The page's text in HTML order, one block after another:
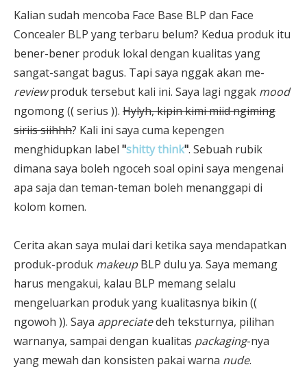
Kalian sudah mencoba Face Base BLP dan Face
Concealer BLP yang terbaru belum? Kedua produk itu
bener-bener produk lokal dengan kualitas yang
sangat-sangat bagus. Tapi saya nggak akan me-
reviewproduk tersebut kali ini. Saya lagi nggak mood
ngomong (( serius )). Hylyh, kipin kimi miid ngiming
siriis siihhh? Kali ini saya cuma kepengen
menghidupkan label "shitty think". Sebuah rubik
dimana saya boleh ngoceh soal opini saya mengenai
apa saja dan teman-teman boleh menanggapi di
kolom komen.
Cerita akan saya mulai dari ketika saya mendapatkan
produk-produk makeupBLP dulu ya. Saya memang
harus mengakui, kalau BLP memang selalu
mengeluarkan produk yang kualitasnya bikin ((
ngowoh )). Saya appreciatedeh teksturnya, pilihan
warnanya, sampai dengan kualitas packaging-nya
yang mewah dan konsisten pakai warna nude.